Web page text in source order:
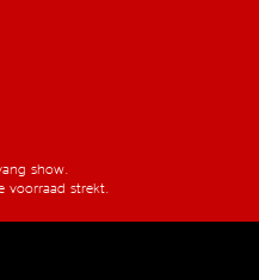
show.
voorraad strekt.